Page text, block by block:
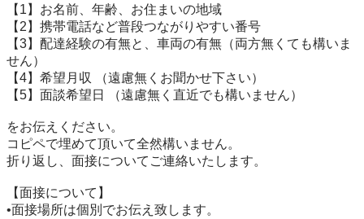
【1】お名前、年齢、お住まいの地域
【2】携帯電話など普段つながりやすい番号
【3】配達経験の有無と、車両の有無（両方無くても構いま
せん）
【4】希望月収 （遠慮無くお聞かせ下さい）
【5】面談希望日 （遠慮無く直近でも構いません）
をお伝えください。
コピペで埋めて頂いて全然構いません。
折り返し、面接についてご連絡いたします。
【面接について】
•面接場所は個別でお伝え致します。